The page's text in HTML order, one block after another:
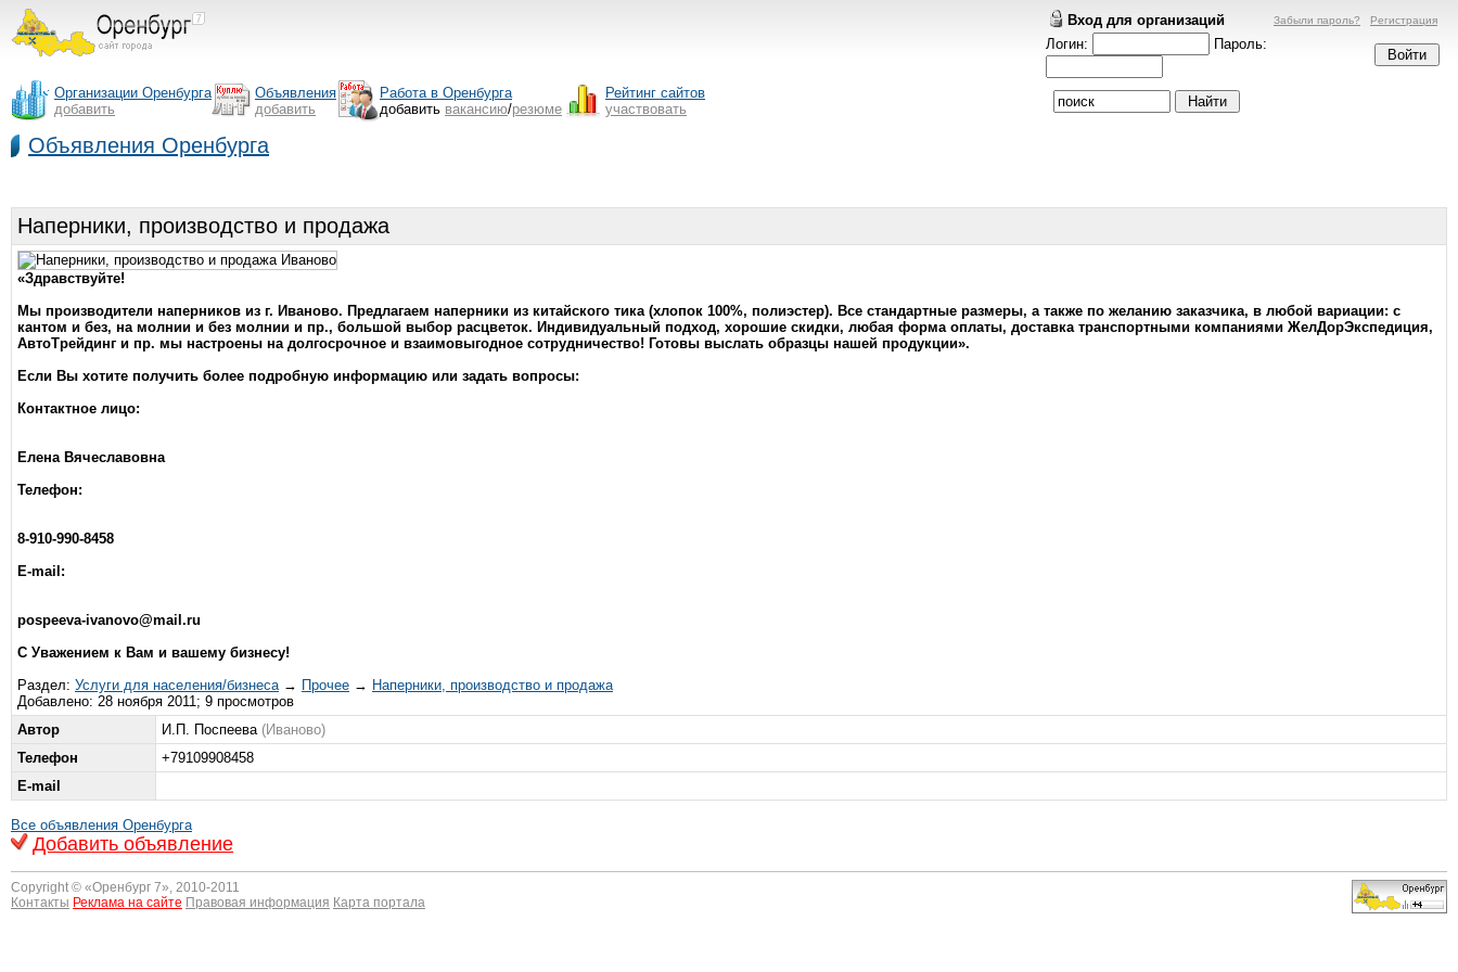
Вход для организаций Забыли пароль? Регистрация
Логин: Пароль:
Организации Оренбурга
добавить
Объявления
добавить
Работа в Оренбурга
добавить вакансию/резюме
Рейтинг сайтов
участвовать
Объявления Оренбурга
Наперники, производство и продажа
«Здравствуйте!
Мы производители наперников из г. Иваново. Предлагаем наперники из китайского тика (хлопок 100%, полиэстер). Все стандартные размеры, а также по желанию заказчика, в любой вариации: c
кантом и без, на молнии и без молнии и пр., большой выбор расцветок. Индивидуальный подход, хорошие скидки, любая форма оплаты, доставка транспортными компаниями ЖелДорЭкспедиция,
АвтоТрейдинг и пр. мы настроены на долгосрочное и взаимовыгодное сотрудничество! Готовы выслать образцы нашей продукции».
Если Вы хотите получить более подробную информацию или задать вопросы:
Контактное лицо:
Елена Вячеславовна
Телефон:
8-910-990-8458
E-mail:
pospeeva-ivanovo@mail.ru
С Уважением к Вам и вашему бизнесу!
Раздел: Услуги для населения/бизнеса→ Прочее → Наперники, производство и продажа
Добавлено: 28 ноября 2011; 9 просмотров
Автор
И.П. Поспеева (Иваново)
Телефон
+79109908458
E-mail
Все объявления Оренбурга
Добавить объявление
Copyright © «Оренбург 7», 2010-2011
Контакты Реклама на сайте Правовая информация Карта портала